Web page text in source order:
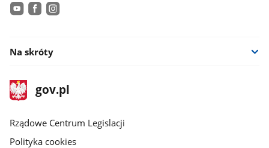
Na skróty
stopka
gov.plStrona
gov.pl
Rządowe Centrum Legislacji
Polityka cookies